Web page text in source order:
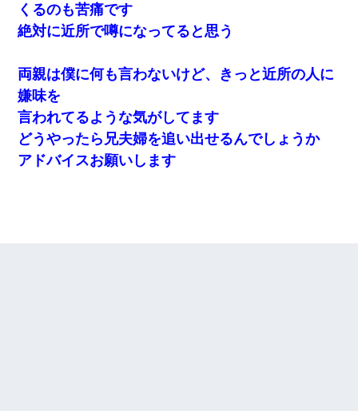
くるのも苦痛です
絶対に近所で噂になってると思う
両親は僕に何も言わないけど、きっと近所の人に
嫌味を
言われてるような気がしてます
どうやったら兄夫婦を追い出せるんでしょうか
アドバイスお願いします